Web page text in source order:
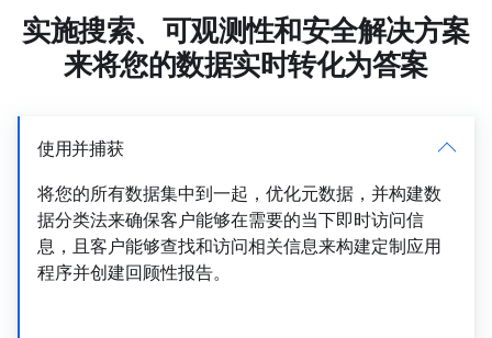
实施搜索、可观测性和安全解决方案
来将您的数据实时转化为答案
使用并捕获
将您的所有数据集中到一起，优化元数据，并构建数
据分类法来确保客户能够在需要的当下即时访问信
息，且客户能够查找和访问相关信息来构建定制应用
程序并创建回顾性报告。